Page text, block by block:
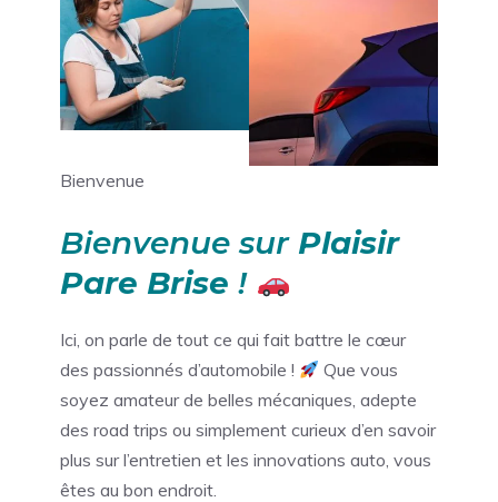
Bienvenue
Bienvenue sur Plaisir
Pare Brise !
Ici, on parle de tout ce qui fait battre le cœur
des passionnés d’automobile !
Que vous
soyez amateur de belles mécaniques, adepte
des road trips ou simplement curieux d’en savoir
plus sur l’entretien et les innovations auto, vous
êtes au bon endroit.